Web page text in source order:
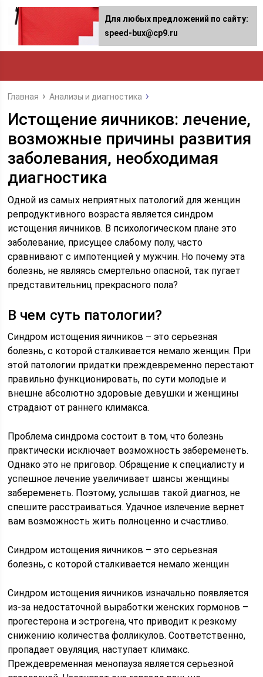
Главная Анализы и диагностика
Истощение яичников: лечение,
возможные причины развития
заболевания, необходимая
диагностика
Одной из самых неприятных патологий для женщин
репродуктивного возраста является синдром
истощения яичников. В психологическом плане это
заболевание, присущее слабому полу, часто
сравнивают с импотенцией у мужчин. Но почему эта
болезнь, не являясь смертельно опасной, так пугает
представительниц прекрасного пола?
В чем суть патологии?
Синдром истощения яичников – это серьезная
болезнь, с которой сталкивается немало женщин. При
этой патологии придатки преждевременно перестают
правильно функционировать, по сути молодые и
внешне абсолютно здоровые девушки и женщины
страдают от раннего климакса.
Проблема синдрома состоит в том, что болезнь
практически исключает возможность забеременеть.
Однако это не приговор. Обращение к специалисту и
успешное лечение увеличивает шансы женщины
забеременеть. Поэтому, услышав такой диагноз, не
спешите расстраиваться. Удачное излечение вернет
вам возможность жить полноценно и счастливо.
Синдром истощения яичников – это серьезная
болезнь, с которой сталкивается немало женщин
Синдром истощения яичников изначально появляется
из-за недостаточной выработки женских гормонов –
прогестерона и эстрогена, что приводит к резкому
снижению количества фолликулов. Соответственно,
пропадает овуляция, наступает климакс.
Преждевременная менопауза является серьезной
Для любых предложений по сайту:
speed-bux@cp9.ru